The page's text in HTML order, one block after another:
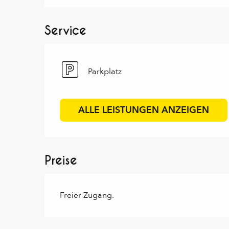
Service
Parkplatz
ALLE LEISTUNGEN ANZEIGEN
Preise
Freier Zugang.